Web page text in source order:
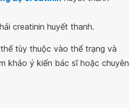
creatinin huyết thanh.
tùy thuộc vào thể trạng và
khảo ý kiến bác sĩ hoặc chuyên